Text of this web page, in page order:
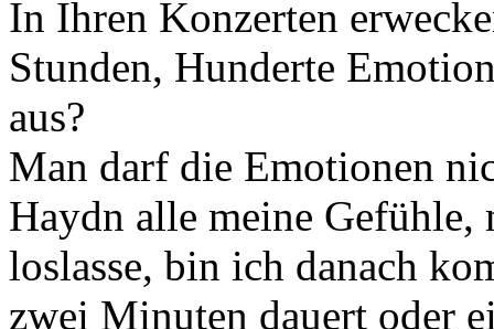
In Ihren Konzerten
Stunden, Hunderte
aus?
Man darf die Emotionen
Haydn alle meine
loslasse, bin ich danach
zwei Minuten dauert oder